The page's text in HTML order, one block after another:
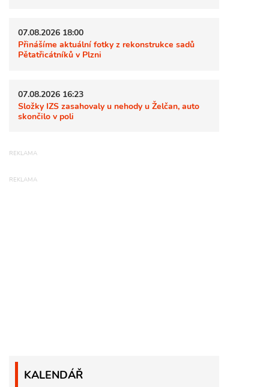
07.08.2026 18:00
Přinášíme aktuální fotky z rekonstrukce sadů
Pětatřicátníků v Plzni
07.08.2026 16:23
Složky IZS zasahovaly u nehody u Želčan, auto
skončilo v poli
KALENDÁŘ